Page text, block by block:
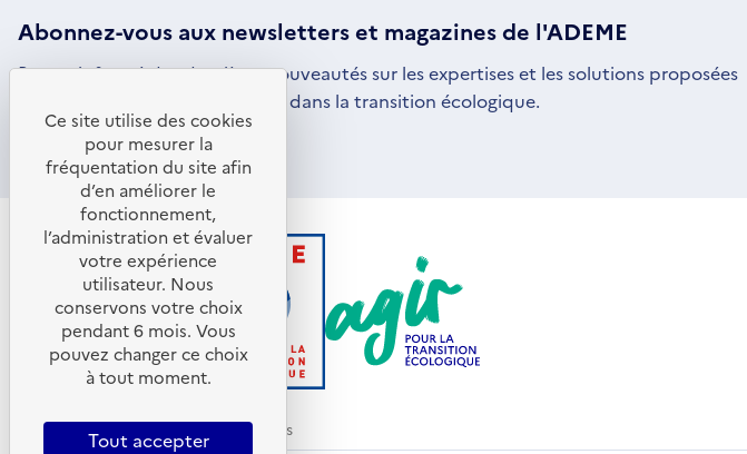
Abonnez-vous aux newsletterset magazines de l'ADEME
Restez informé des dernières nouveautés sur les expertises et les solutions proposées
par l'ADEME pour vous engager dans la transition écologique.
S'ABONNER
S'OUVRE
DANS
UNE
NOUVELLE
FENÊTRE
© ADEME 2026 - Tous droits réservés
Ce site utilise des cookies
pour mesurer la
fréquentation du site afin
d’en améliorer le
fonctionnement,
l’administration et évaluer
votre expérience
utilisateur. Nous
conservons votre choix
pendant 6 mois. Vous
pouvez changer ce choix
à tout moment.
Tout accepter